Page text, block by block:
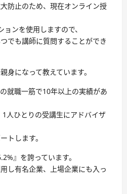
防止のため、現在オンライン授
ンを使用しますので、
でも講師に質問することができ
身になって教えています。
就職一筋で10年以上の実績があ
人ひとりの受講生にアドバイザ
トします。
』を誇っています。
し有名企業、上場企業にも入っ